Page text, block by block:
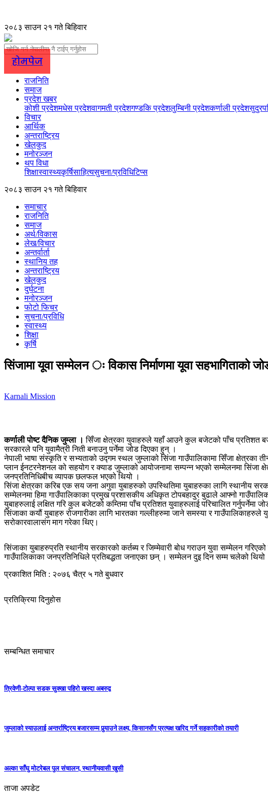
२०८३ साउन २१ गते बिहिवार
होमपेज
राजनिति
समाज
प्रदेश खबर
कोशी प्रदेशमधेस प्रदेशवागमती प्रदेशगण्डकि प्रदेशलुम्बिनी प्रदेशकर्णाली प्रदेश
विचार
आर्थिक
अन्तराष्ट्रिय
खेलकुद
मनोरञ्जन
थप विधा
शिक्षास्वास्थ्यकृर्षिसाहित्यसुचना/प्रविधिटिप्स
२०८३ साउन २१ गते बिहिवार
समाचार
राजनिति
समाज
अर्थ/विकास
लेख/विचार
अन्तर्वार्ता
स्थानिय तह
अन्तराष्ट्रिय
खेलकुद
दुर्घटना
मनोरञ्जन
फोटो फिचर
सुचना/प्रविधि
स्वास्थ्य
शिक्षा
कृर्षि
सिंजामा यूवा सम्मेलन ः विकास निर्माणमा यूवा सहभागिताको
Karnali Mission
कर्णाली पोष्ट दैनिक जुम्ला । सिँजा क्षेत्रका युवाहरुले यहाँ आउने कुल बजेटको पाँच प्रतिशत
सरकारले पनि युवामैत्री निती बनाउनु पर्नेमा जोड दिएका हुन् ।
नेपाली भाषा संस्कृति र सभ्यताको उद्गम स्थल जुम्लाको सिंजा गाउँपालिकामा सिँजा क्षेत्रका
प्लान ईनटरनेशनल को सहयोग र क्याड जुम्लाको आयोजनामा सम्पन्न भएको सम्मेलनमा सिंजा
जनप्रतिनिधिबीच व्यापक छलफल भएको थियो ।
सिंजा क्षेत्रका करिब एक सय जना अगुवा युबाहरुको उपस्थितिमा युबाहरुका लागि स्थानीय
सम्मेलनमा हिमा गाउँपालिकाका प्रमुख प्रशासकीय अधिकृत टोपबहादुर बुढाले आफ्नो
युबाहरुलाई लक्षित गरि कुल बजेटको कम्तिमा पाँच प्रतिशत युवाहरुलाई परिचालित गर्नुपर्नेमा
सिंजाका कयौं युबाहरु रोजगारीका लागि भारतका गल्लीहरुमा जाने समस्या र गाउँपालिकाहरुले
सरोकारवालासंग माग गरेका थिए।
सिंजाका युबाहरुप्रति स्थानीय सरकारको कर्तब्य र जिम्मेवारी बोध गराउन युवा सम्मेलन
गाउँपालिकाका जनप्रतिनिधिले प्रतिबद्धता जनाएका छन् । सम्मेलन दुइ दिन सम्म चलेको थियो
प्रकाशित मिति : २०७६ चैत्र ५ गते बुधवार
प्रतिक्रिया दिनुहोस
सम्बन्धित समाचार
त्रिवेणी-टोल्पा सडक सुक्खा पहिरो खस्दा अबरुद्व
जुम्लाको स्याउलाई अन्तर्राष्ट्रिय बजारसम्म पुर्‍याउने लक्ष्य, किसानसँग प्रत्यक्ष खरिद गर्ने सहकारीको तयारी
अल्का साँघु मोटरेबल पुल संचालन, स्थानीयवासी खुसी
ताजा अपडेट